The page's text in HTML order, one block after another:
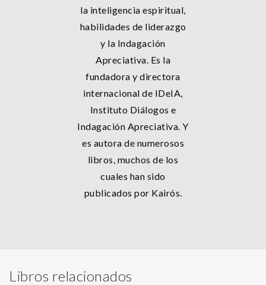
la inteligencia espiritual,
habilidades de liderazgo
y la Indagación
Apreciativa. Es la
fundadora y directora
internacional de IDeIA,
Instituto Diálogos e
Indagación Apreciativa. Y
es autora de numerosos
libros, muchos de los
cuales han sido
publicados por Kairós.
Libros relacionados